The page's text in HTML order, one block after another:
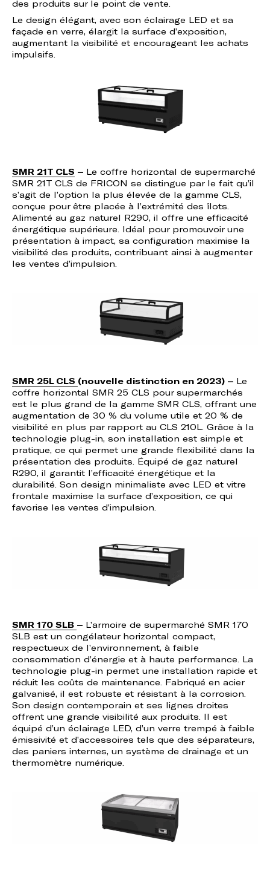
des produits sur le point de vente.
Le design élégant, avec son éclairage LED et sa
façade en verre, élargit la surface d’exposition,
augmentant la visibilité et encourageant les achats
impulsifs.
SMR 21T CLS – Le coffre horizontal de supermarché
SMR 21T CLS de FRICON se distingue par le fait qu’il
s’agit de l’option la plus élevée de la gamme CLS,
conçue pour être placée à l’extrémité des îlots.
Alimenté au gaz naturel R290, il offre une efficacité
énergétique supérieure. Idéal pour promouvoir une
présentation à impact, sa configuration maximise la
visibilité des produits, contribuant ainsi à augmenter
les ventes d’impulsion.
SMR 25L CLS (nouvelle distinction en 2023) – Le
coffre horizontal SMR 25 CLS pour supermarchés
est le plus grand de la gamme SMR CLS, offrant une
augmentation de 30 % du volume utile et 20 % de
visibilité en plus par rapport au CLS 210L. Grâce à la
technologie plug-in, son installation est simple et
pratique, ce qui permet une grande flexibilité dans la
présentation des produits. Équipé de gaz naturel
R290, il garantit l’efficacité énergétique et la
durabilité. Son design minimaliste avec LED et vitre
frontale maximise la surface d’exposition, ce qui
favorise les ventes d’impulsion.
SMR 170 SLB – L’armoire de supermarché SMR 170
SLB est un congélateur horizontal compact,
respectueux de l’environnement, à faible
consommation d’énergie et à haute performance. La
technologie plug-in permet une installation rapide et
réduit les coûts de maintenance. Fabriqué en acier
galvanisé, il est robuste et résistant à la corrosion.
Son design contemporain et ses lignes droites
offrent une grande visibilité aux produits. Il est
équipé d’un éclairage LED, d’un verre trempé à faible
émissivité et d’accessoires tels que des séparateurs,
des paniers internes, un système de drainage et un
thermomètre numérique.